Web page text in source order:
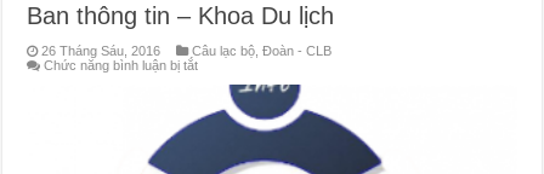
Ban thông tin – Khoa Du lịch
26 Tháng Sáu, 2016 Câu lạc bộ ,Đoàn - CLB
Chức năng bình luận bị tắtở
thông
–